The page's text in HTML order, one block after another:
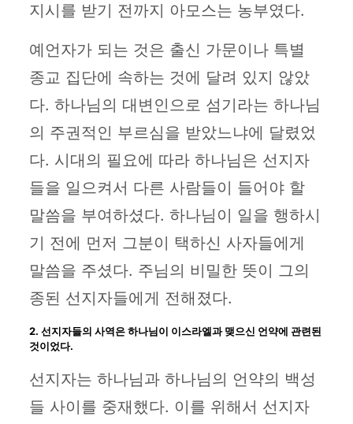
지시를 받기 전까지 아모스는 농부였다.
예언자가 되는 것은 출신 가문이나 특별
종교 집단에 속하는 것에 달려 있지 않았
다. 하나님의 대변인으로 섬기라는 하나님
의 주권적인 부르심을 받았느냐에 달렸었
다. 시대의 필요에 따라 하나님은 선지자
들을 일으켜서 다른 사람들이 들어야 할
말씀을 부여하셨다. 하나님이 일을 행하시
기 전에 먼저 그분이 택하신 사자들에게
말씀을 주셨다. 주님의 비밀한 뜻이 그의
종된 선지자들에게 전해졌다.
2. 선지자들의 사역은 하나님이 이스라엘과 맺으신 언약에 관련된
것이었다.
선지자는 하나님과 하나님의 언약의 백성
들 사이를 중재했다. 이를 위해서 선지자